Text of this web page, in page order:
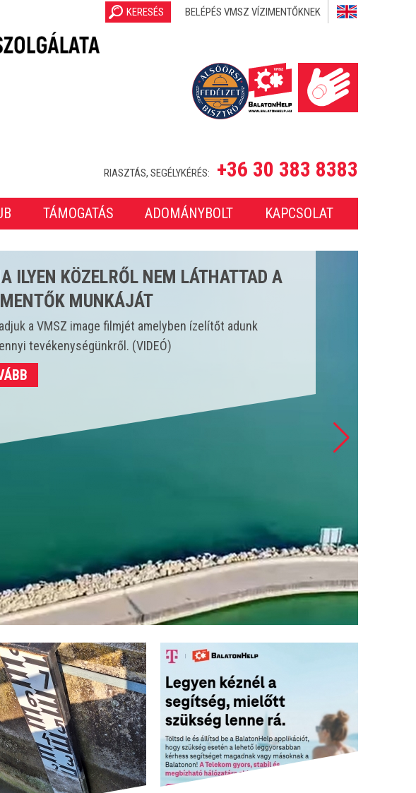
KERESÉS BELÉPÉS VMSZ VÍZIMENTŐKNEK
RIASZTÁS, SEGÉLYKÉRÉS: +36 30 383 8383
TÁMOGATÁS ADOMÁNYBOLT KAPCSOLAT
4000 ESETET LÁTTUNK EL A 2025-
vízmentő kollégánk állt szolgálatba és csak a
összesen 3702 esetet látott el. (VIDEÓ)